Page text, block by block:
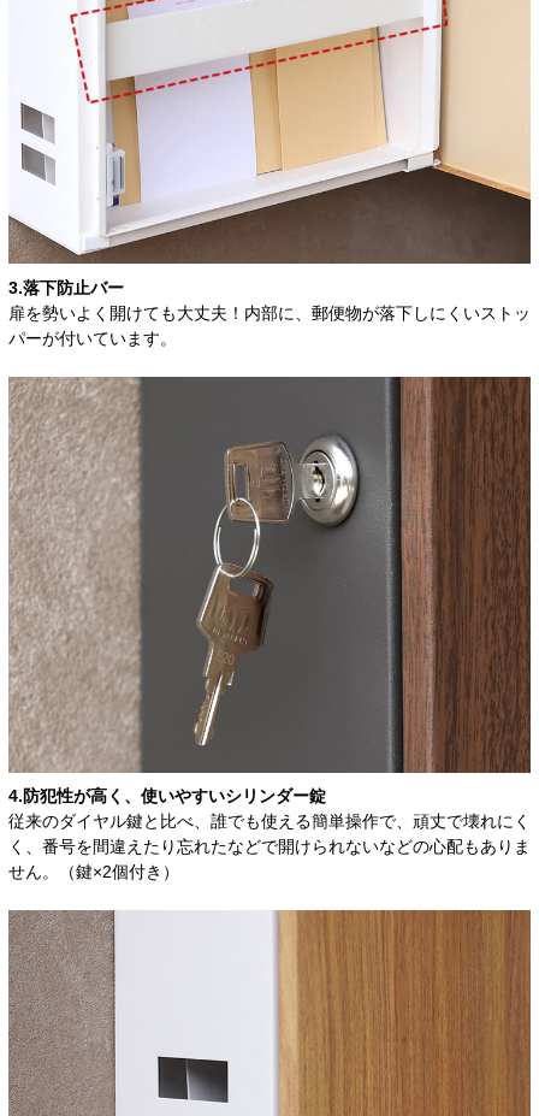
3.落下防止バー
扉を勢いよく開けても大丈夫！内部に、郵便物が落下しにくいストッ
パーが付いています。
4.防犯性が高く、使いやすいシリンダー錠
従来のダイヤル鍵と比べ、誰でも使える簡単操作で、頑丈で壊れにく
く、番号を間違えたり忘れたなどで開けられないなどの心配もありま
せん。（鍵×2個付き）